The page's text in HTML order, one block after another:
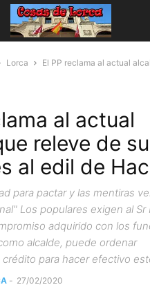
Lorca
El PP reclama al actual
al actual
releve de
al edil de
para pactar y las mentiras
Los populares exigen al Sr
adquirido con los
alcalde, puede ordenar
para hacer efectivo
- 27/02/2020